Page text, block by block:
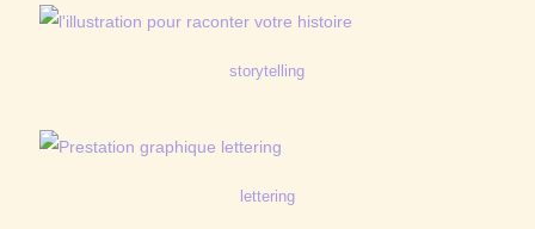
storytelling
lettering